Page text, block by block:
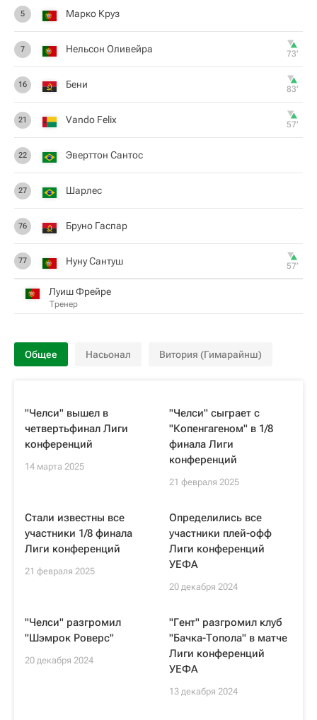
5 Марко Круз
7 Нельсон Оливейра 73‎’‎
16 Бени 83‎’‎
21 Vando Felix 57‎’‎
22 Эверттон Сантос
27 Шарлес
76 Бруно Гаспар
77 Нуну Сантуш 57‎’‎
Луиш Фрейре
Тренер
Общее Насьонал Витория (Гимарайнш)
"Челси" вышел в
четвертьфинал Лиги
конференций
14 марта 2025
"Челси" сыграет с
"Копенгагеном" в 1/8
финала Лиги
конференций
21 февраля 2025
Стали известны все
участники 1/8 финала
Лиги конференций
21 февраля 2025
Определились все
участники плей-офф
Лиги конференций
УЕФА
20 декабря 2024
"Челси" разгромил
"Шэмрок Роверс"
20 декабря 2024
"Гент" разгромил клуб
"Бачка-Топола" в матче
Лиги конференций
УЕФА
13 декабря 2024